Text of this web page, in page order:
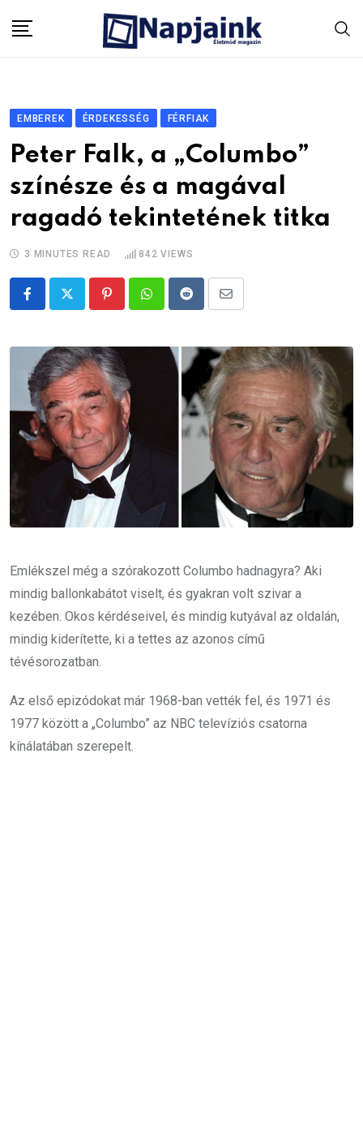
EMBEREK ÉRDEKESSÉG FÉRFIAK
Peter Falk, a „Columbo”
színésze és a magával
ragadó tekintetének titka
3 MINUTES READ 842 VIEWS
PinterestWhatsappRedditShare
Email
Emlékszel még a szórakozott Columbo hadnagyra? Aki
mindig ballonkabátot viselt, és gyakran volt szivar a
kezében. Okos kérdéseivel, és mindig kutyával az oldalán,
mindig kiderítette, ki a tettes az azonos című
tévésorozatban.
Az első epizódokat már 1968-ban vették fel, és 1971 és
1977 között a „Columbo” az NBC televíziós csatorna
kínálatában szerepelt.